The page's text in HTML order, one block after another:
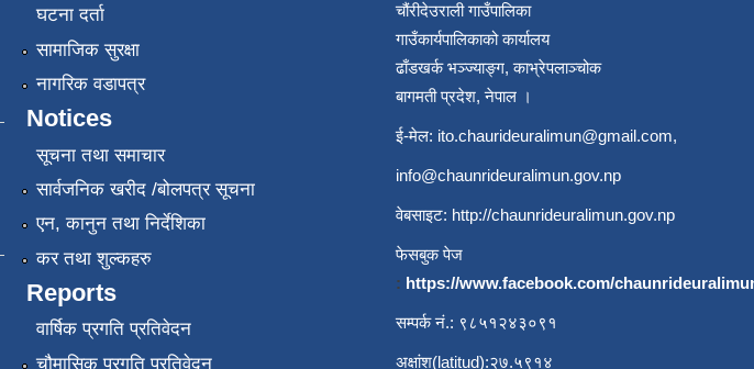
घटना दर्ता
सामाजिक सुरक्षा
नागरिक वडापत्र
Notices
सूचना तथा समाचार
सार्वजनिक खरीद /बोलपत्र सूचना
एन, कानुन तथा निर्देशिका
कर तथा शुल्कहरु
Reports
वार्षिक प्रगति प्रतिवेदन
चौमासिक प्रगति प्रतिवेदन
चौंरीदेउराली गाउँपालिका
गाउँकार्यपालिकाको कार्यालय
ढाँडखर्क भञ्ज्याङ्ग, काभ्रेपलाञ्‍चोक
बागमती प्रदेश, नेपाल ।
ई-मेल: ito.chaurideuralimun@gmail.com,
info@chaunrideuralimun.gov.np
वेबसाइट: http://chaunrideuralimun.gov.np
फेसबुक पेज
: https://www.facebook.com/
सम्पर्क नं.: ९८५१२४३०९१
अक्षांश(latitud):२७.५९१४